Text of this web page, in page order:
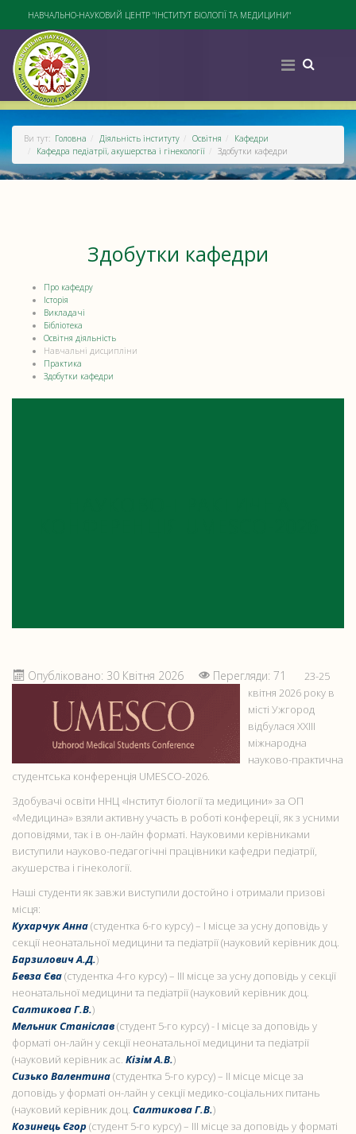
НАВЧАЛЬНО-НАУКОВИЙ ЦЕНТР "ІНСТИТУТ БІОЛОГІЇ ТА МЕДИЦИНИ"
Ви тут: Головна Діяльність інституту Освітня
Кафедри
Кафедра педіатрії, акушерства і гінекології
Здобутки кафедри
Здобутки кафедри
Про кафедру
Історія
Викладачі
Бібліотека
Освітня діяльність
Навчальні дисципліни
Практика
Здобутки кафедри
Опубліковано: 30 Квітня 2026 Перегляди: 71
23-25
квітня 2026 року в
місті Ужгород
відбулася XXIII
міжнародна
науково-практична
студентська конференція UMESCO-2026.
Здобувачі освіти ННЦ «Інститут біології та медицини» за ОП
«Медицина» взяли активну участь в роботі конфереції, як з усними
доповідями, так і в он-лайн форматі. Науковими керівниками
виступили науково-педагогічні працівники кафедри педіатрії,
акушерства і гінекології.
Наші студенти як завжи виступили достойно і отримали призові
місця:
Кухарчук Анна(студентка 6-го курсу) – І місце за усну доповідь у
секції неонатальної медицини та педіатрії (науковий керівник доц.
Барзилович А.Д.)
Бевза Єва(студентка 4-го курсу) – ІІІ місце за усну доповідь у секції
неонатальної медицини та педіатрії (науковий керівник доц.
Салтикова Г.В.)
Мельник Станіслав(студент 5-го курсу) - І місце за доповідь у
форматі он-лайн у секції неонатальної медицини та педіатрії
(науковий керівник ас. Кізім А.В.)
Сизько Валентина(студентка 5-го курсу) – ІІ місце місце за
доповідь у форматі он-лайн у секції медико-соціальних питань
(науковий керівник доц. Салтикова Г.В.)
Козинець Єгор(студент 5-го курсу) – ІІІ місце за доповідь у форматі